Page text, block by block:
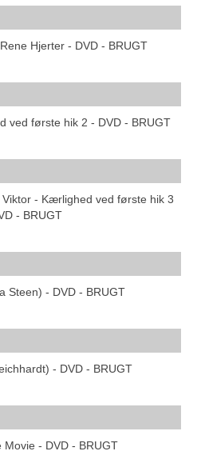
Hjerter - DVD - BRUGT
ved første hik 2 - DVD - BRUGT
- Kærlighed ved første hik 3
- BRUGT
Steen) - DVD - BRUGT
- DVD - BRUGT
Movie - DVD - BRUGT